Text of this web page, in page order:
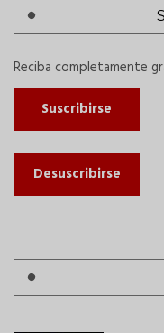
Reciba completamente
Suscribirse
Desuscribirse